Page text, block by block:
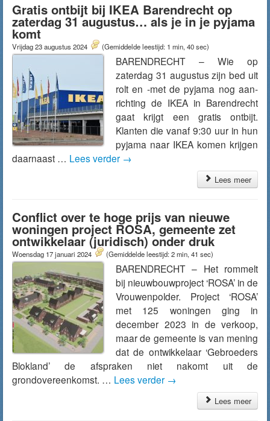
Gratis ontbijt bij IKEA Barendrecht op
zaterdag 31 augustus… als je in je pyjama
komt
Vrijdag 23 augustus 2024 (Gemiddelde leestijd: 1 min, 40 sec)
BARENDRECHT – Wie op
zaterdag 31 augustus zijn bed uit
rolt en -met de pyjama nog aan-
richting de IKEA in Barendrecht
gaat krijgt een gratis ontbijt.
Klanten die vanaf 9:30 uur in hun
pyjama naar IKEA komen krijgen
daarnaast … Lees verder →
Lees meer
Conflict over te hoge prijs van nieuwe
woningen project ROSA, gemeente zet
ontwikkelaar (juridisch) onder druk
Woensdag 17 januari 2024 (Gemiddelde leestijd: 2 min, 41 sec)
BARENDRECHT – Het rommelt
bij nieuwbouwproject ‘ROSA’ in de
Vrouwenpolder. Project ‘ROSA’
met 125 woningen ging in
december 2023 in de verkoop,
maar de gemeente is van mening
dat de ontwikkelaar ‘Gebroeders
Blokland’ de afspraken niet nakomt uit de
grondovereenkomst. … Lees verder →
Lees meer